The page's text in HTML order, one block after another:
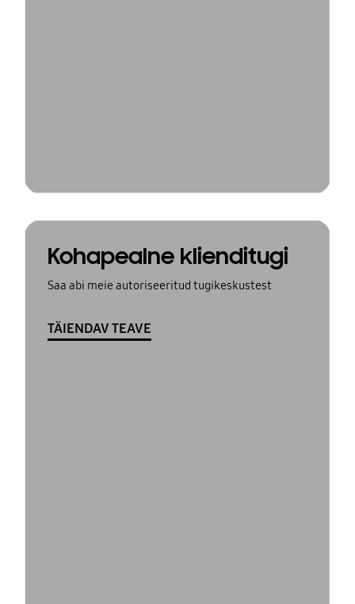
Kohapealne klienditugi
Saa abi meie autoriseeritud tugikeskustest
TÄIENDAV TEAVE